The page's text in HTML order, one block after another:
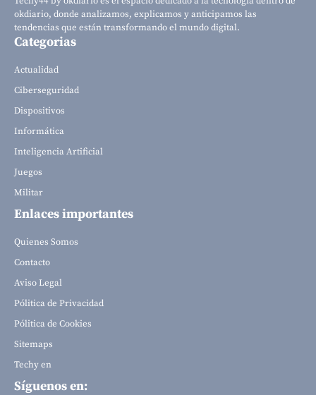
okdiario, donde analizamos, explicamos y anticipamos las
tendencias que están transformando el mundo digital.
Categorias
Actualidad
Ciberseguridad
Dispositivos
Informática
Inteligencia Artificial
Juegos
Militar
Enlaces importantes
Quienes Somos
Contacto
Aviso Legal
Pólitica de Privacidad
Pólitica de Cookies
Sitemaps
Techy en
Síguenos en: